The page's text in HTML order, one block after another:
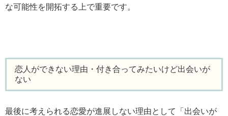
な可能性を開拓する上で重要です。
恋人ができない理由・付き合ってみたいけど出会いが
ない
最後に考えられる恋愛が進展しない理由として「出会いが